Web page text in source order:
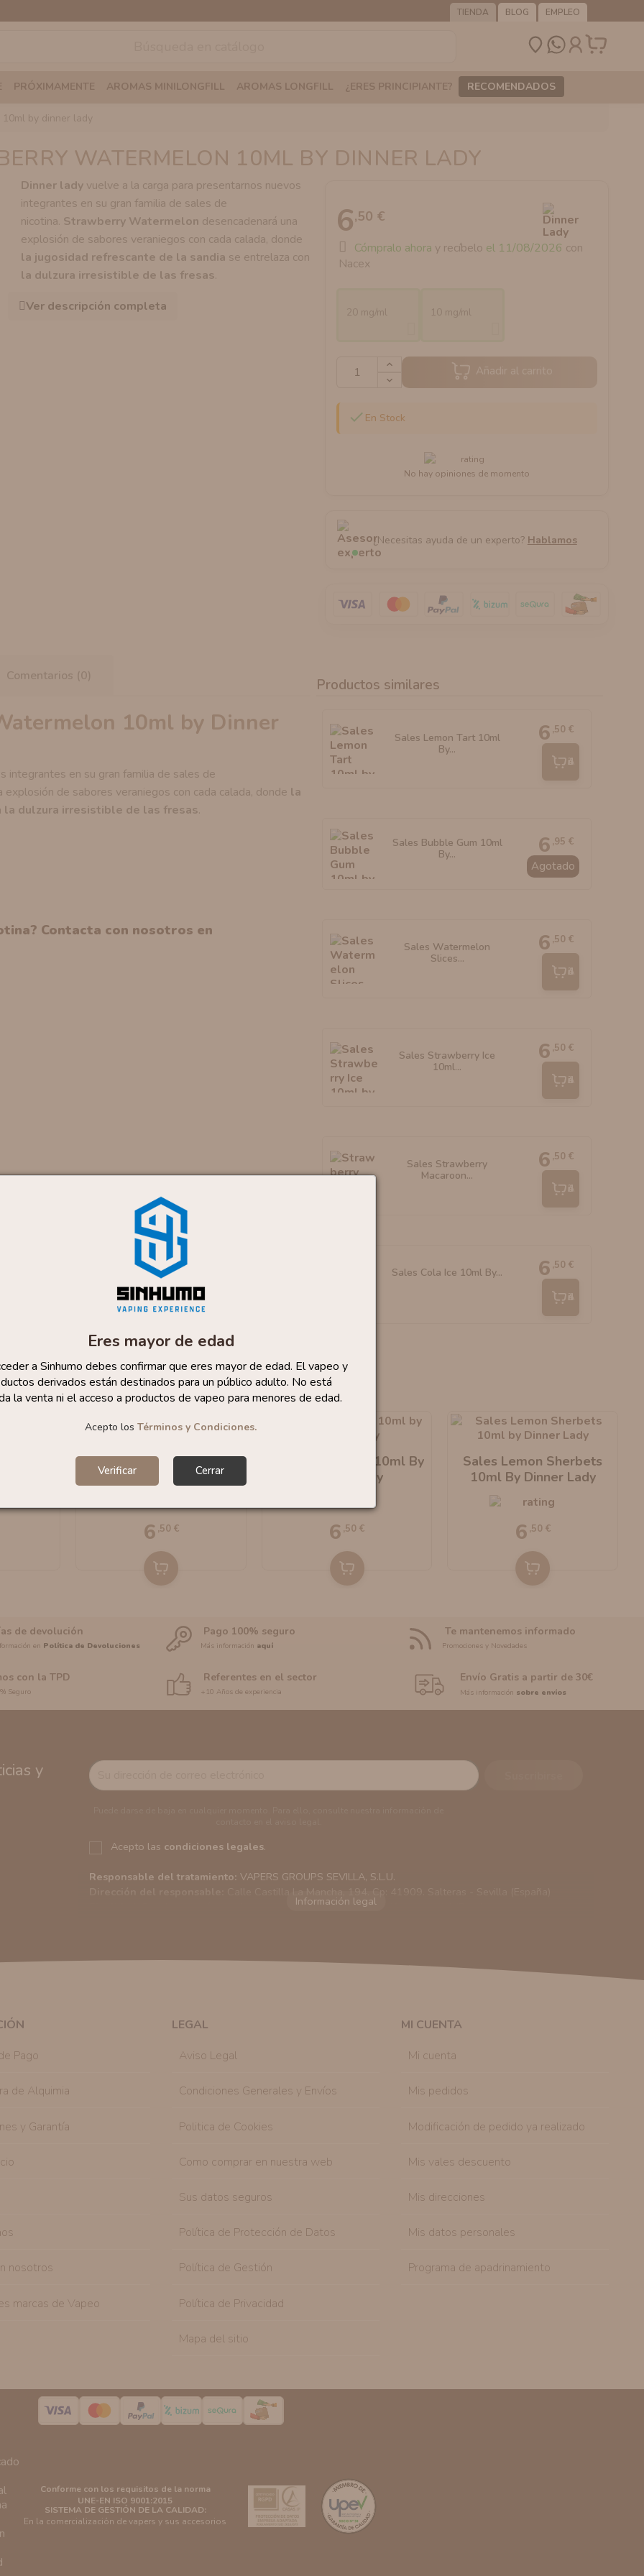
Eres mayor de edad
a Sinhumo debes confirmar que eres mayor de edad. El vapeo y
derivados están destinados para un público adulto. No está
la venta ni el acceso a productos de vapeo para menores de edad.
Acepto los Términos y Condiciones.
Verificar Cerrar
TIENDA BLOG EMPLEO
PRÓXIMAMENTE AROMAS MINILONGFILL AROMAS LONGFILL ¿ERES PRINCIPIANTE? RECOMENDADOS
by dinner lady
WATERMELON 10ML BY DINNER LADY
Dinner lady vuelve a la carga para presentarnos nuevos
integrantes en su gran familia de sales de
nicotina. Strawberry Watermelon desencadenará una
explosión de sabores veraniegos con cada calada, donde
la jugosidad refrescante de la sandia se entrelaza con
la dulzura irresistible de las fresas.
Ver descripción completa
6,50 €
Cómpralo ahora y recíbelo el 11/08/2026 con
Nacex
20 mg/ml 10 mg/ml
Añadir al carrito
 En Stock
No hay opiniones de momento
¿Necesitas ayuda de un experto? Hablamos
Comentarios (0)
10ml by Dinner
integrantes en su gran familia de sales de
explosión de sabores veraniegos con cada calada, donde la
la dulzura irresistible de las fresas.
Contacta con nosotros en
Productos similares
Sales Lemon Tart 10ml
By...
6 ,50 €
Añadir
Sales Bubble Gum 10ml
By...
6 ,95 €
Agotado
Sales Watermelon
Slices...
6 ,50 €
Añadir
Sales Strawberry Ice
10ml...
6 ,50 €
Añadir
Sales Strawberry
Macaroon...
6 ,50 €
Añadir
Sales Cola Ice 10ml By... 6 ,50 €
Añadir
By
Sales Purple Rain 10ml
By Dinner Lady
6 ,50 €
Sales Mango Ice 10ml By
Dinner Lady
6 ,50 €
Sales Lemon Sherbets
10ml By Dinner Lady
6 ,50 €
de devolución
en Política de Devoluciones
Pago 100% seguro
Más información aquí
Te mantenemos informado
Promociones y Novedades
con la TPD
Seguro
Referentes en el sector
+10 Años de experiencia
Envío Gratis a partir de 30€
Más información sobre envíos
y
Acepto las condiciones legales.
Responsable del tratamiento: VAPERS GROUPS SEVILLA, S.L.U.
Sus datos serán usados para poder enviarle información comercial (Puede consultar como
similares a los artículos que ha adquirido. Puede solicitar la cancelación de comunicaciones comerciales
Con carácter general, sólo el personal de nuestra entidad que esté debidamente
Tiene derecho a saber qué información tenemos sobre usted, corregirla y eliminarla, tal y
Pago
de Alquimia
y Garantía
nosotros
marcas de Vapeo
LEGAL
Aviso Legal
Condiciones Generales y Envíos
Politica de Cookies
Como comprar en nuestra web
Sus datos seguros
Política de Protección de Datos
Política de Gestión
Política de Privacidad
Mapa del sitio
MI CUENTA
Mi cuenta
Mis pedidos
Modificación de pedido ya realizado
Mis vales descuento
Mis direcciones
Mis datos personales
Programa de apadrinamiento
Conforme con los requisitos de la norma
UNE-EN ISO 9001:2015
SISTEMA DE GESTIÓN DE LA CALIDAD:
En la comercialización de vapers y sus accesorios